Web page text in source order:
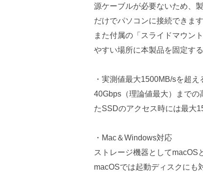
源ケーブルが必要ないため、
だけでパソコンに接続できます
また付属の「スライドマウン
やすい場所に本製品を固定す
・実測値最大1500MB/sを超
40Gbps（理論値最大）まで
たSSDのアクセス時には最大
・Mac＆Windows対応
ストレージ機器としてmacOS
macOSでは起動ディスクにも